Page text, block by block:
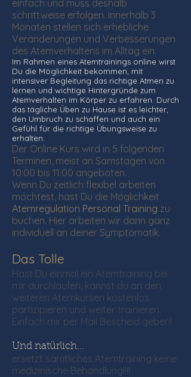
einfach und muss deshalb
schrittweise erfolgen. Innerhalb 3
Monaten stellen sich erhebliche
Veränderungen und Verbesserungen
des Atemverhaltens im Alltag ein.
Im Rahmen eines Atemtrainings online wirst
Du die Möglichkeit bekommen, mit
intensiver Begleitung das richtige Atmen zu
lernen und wichtige Hintergründe zum
Atemverhalten im Körper zu erfahren. Durch
das tägliche Üben zu Hause ist es leichter,
den Umbruch zu schaffen und auch ein
Gefühl für die richtige Übungsweise zu
erhalten.
Der Online Kurs wird in 5 folgenden
Terminen, meist an Samstagen von
10:00 bis 11:00 angeboten.
Wenn Du zeitlich flexibel arbeiten
möchtest, hast Du die Möglichkeit
Atemregulation Personal Training zu
buchen. Hier arbeiten wir dann ganz
individuell an deiner Symptomatik.
Das Tolle
Hast Du einmal ein Atemtraining bei
mir durchlaufen, kannst du an den
weiteren Atemkursen kostenlos
partizipieren und weiter trainieren.
Einfach mir per Mail Bescheid geben!
Und natürlich...
ersetzt sämtliches Atemtraining keine
medizinische Behandlung!!!!